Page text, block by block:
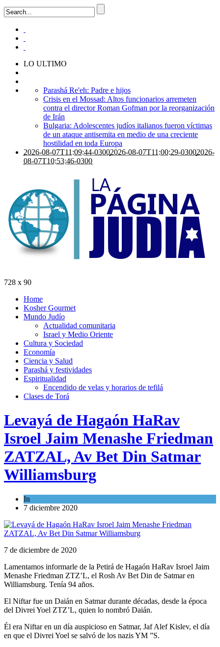
LO ULTIMO
Parashá Re'eh: Padre e hijos
Crisis en el Mossad: Altos funcionarios arremeten
contra el director Roman Gofman por la reorganización
de Irán
Bulgaria: Adolescentes judíos italianos fueron víctimas
de un ataque antisemita en medio de una creciente
hostilidad en toda Europa
2026-08-07T11:09:44-03002026-08-07T11:00:29-03002026-
08-07T10:53:46-0300
728 x 90
Home
Kosher Gourmet
Mundo Judío
Actualidad comunitaria
Israel y Medio Oriente
Cultura y Sociedad
Economía
Ciencia y Salud
Parashá y festividades
Espiritualidad
Encendido de velas y horarios de tefilá
Clases de Torá
Levayá de Hagaón HaRav
Isroel Jaim Menashe Friedman
ZATZAL, Av Bet Din Satmar
Williamsburg
In
7 diciembre 2020
7 de diciembre de 2020
Lamentamos informarle de la Petirá de Hagaón HaRav Isroel Jaim
Menashe Friedman ZTZ’L, el Rosh Av Bet Din de Satmar en
Williamsburg. Tenía 94 años.
El Niftar fue un Daián en Satmar durante décadas, desde la época
del Divrei Yoel ZTZ’L, quien lo nombró Daián.
Él era Niftar en un día auspicioso en Satmar, Jaf Alef Kislev, el día
en que el Divrei Yoel se salvó de los nazis YM ”S.